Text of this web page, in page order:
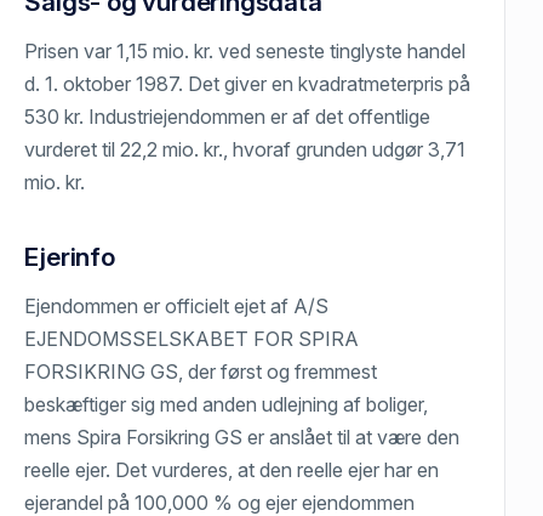
Prisen var 1,15 mio. kr. ved seneste tinglyste handel
d. 1. oktober 1987. Det giver en kvadratmeterpris på
530 kr. Industriejendommen er af det offentlige
vurderet til 22,2 mio. kr., hvoraf grunden udgør 3,71
mio. kr.
Ejerinfo
Ejendommen er officielt ejet af A/S
EJENDOMSSELSKABET FOR SPIRA
FORSIKRING GS, der først og fremmest
beskæftiger sig med anden udlejning af boliger,
mens Spira Forsikring GS er anslået til at være den
reelle ejer. Det vurderes, at den reelle ejer har en
ejerandel på 100,000 % og ejer ejendommen